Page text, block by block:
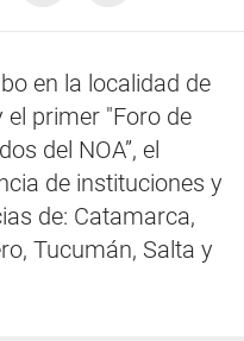
en la localidad de
el primer "Foro de
del NOA”, el
de instituciones y
de: Catamarca,
Tucumán, Salta y